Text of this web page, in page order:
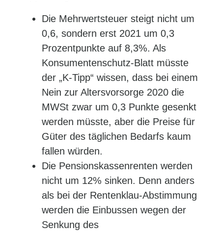
Die Mehrwertsteuer steigt nicht um
0,6, sondern erst 2021 um 0,3
Prozentpunkte auf 8,3%. Als
Konsumentenschutz-Blatt müsste
der „K-Tipp“ wissen, dass bei einem
Nein zur Altersvorsorge 2020 die
MWSt zwar um 0,3 Punkte gesenkt
werden müsste, aber die Preise für
Güter des täglichen Bedarfs kaum
fallen würden.
Die Pensionskassenrenten werden
nicht um 12% sinken. Denn anders
als bei der Rentenklau-Abstimmung
werden die Einbussen wegen der
Senkung des